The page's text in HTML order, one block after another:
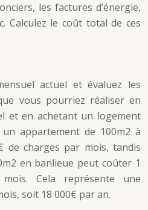
les factures d’énergie,
Calculez le coût total de ces
actuel et évaluez les
vous pourriez réaliser en
et en achetant un logement
appartement de 100m2 à
de charges par mois, tandis
en banlieue peut coûter 1
Cela représente une
soit 18 000€ par an.